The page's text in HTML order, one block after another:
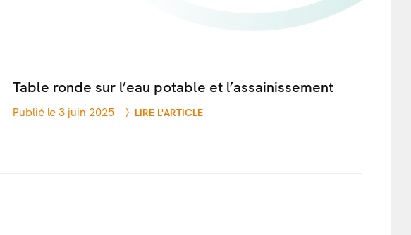
Table ronde sur l’eau potable et l’assainissement
Publié le 3 juin 2025 LIRE L'ARTICLE